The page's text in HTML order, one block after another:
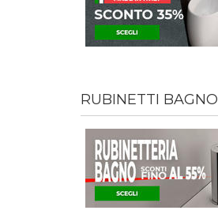
RUBINETTI BAGNO